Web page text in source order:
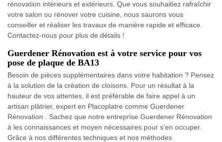
rénovation intérieurs et extérieurs. Que vous souhaitiez rafraîchir
votre salon ou rénover votre cuisine, nous saurons vous
conseiller et réaliser les travaux de manière rapide et efficace.
Contactez-nous pour plus de détails !
Guerdener Rénovation est à votre service pour vos
pose de plaque de BA13
Besoin de pièces supplémentaires dans votre habitation ? Pensez
à la solution de la création de cloisons. Pour un résultat à la
hauteur de vos attentes, il est préférable de faire appel à un
artisan plâtrier, expert en Placoplatre comme Guerdener
Rénovation . Sachez que notre entreprise Guerdener Rénovation
à les connaissances et moyen nécessaires pour s’en occuper.
Grâce à nos différentes techniques et nos méthodes